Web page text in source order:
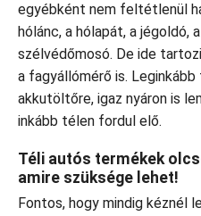
egyébként nem feltétlenül
hólánc, a hólapát, a jégoldó,
szélvédőmosó. De ide
a fagyállómérő is.
akkutöltőre, igaz nyáron is
inkább télen fordul elő.
Téli autós termékek
amire szüksége lehet!
Fontos, hogy mindig kéznél